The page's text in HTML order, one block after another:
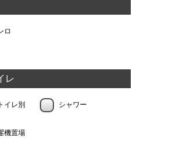
ロ
レ
イレ別 シャワー
機置場